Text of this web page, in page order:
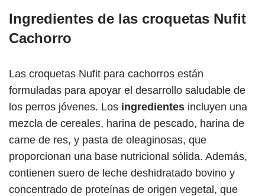
Ingredientes de las croquetas Nufit
Cachorro
Las croquetas Nufit para cachorros están
formuladas para apoyar el desarrollo saludable de
los perros jóvenes. Los ingredientes incluyen una
mezcla de cereales, harina de pescado, harina de
carne de res, y pasta de oleaginosas, que
proporcionan una base nutricional sólida. Además,
contienen suero de leche deshidratado bovino y
concentrado de proteínas de origen vegetal, que